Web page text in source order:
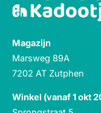
Magazijn
Marsweg 89A
7202 AT Zutphen
Winkel (vanaf 1 okt